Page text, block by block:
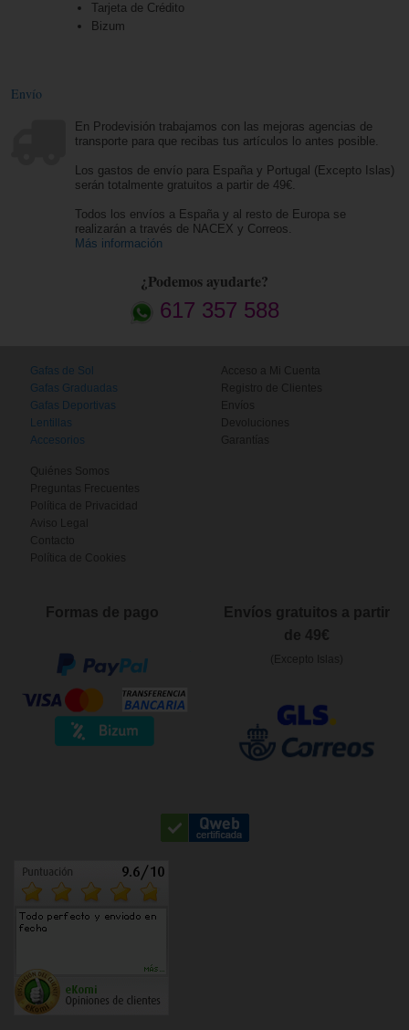
Tarjeta de Crédito
Bizum
Envío
En Prodevisión trabajamos con las mejoras agencias de
transporte para que recibas tus artículos lo antes posible.
Los gastos de envío para España y Portugal (Excepto Islas)
serán totalmente gratuitos a partir de 49€.
Todos los envíos a España y al resto de Europa se
realizarán a través de NACEX y Correos.
Más información
¿Podemos ayudarte?
617 357 588
Gafas de Sol
Gafas Graduadas
Gafas Deportivas
Lentillas
Accesorios
Acceso a Mi Cuenta
Registro de Clientes
Envíos
Devoluciones
Garantías
Quiénes Somos
Preguntas Frecuentes
Política de Privacidad
Aviso Legal
Contacto
Política de Cookies
Formas de pago
Envíos gratuitos a partir
de 49€
(Excepto Islas)